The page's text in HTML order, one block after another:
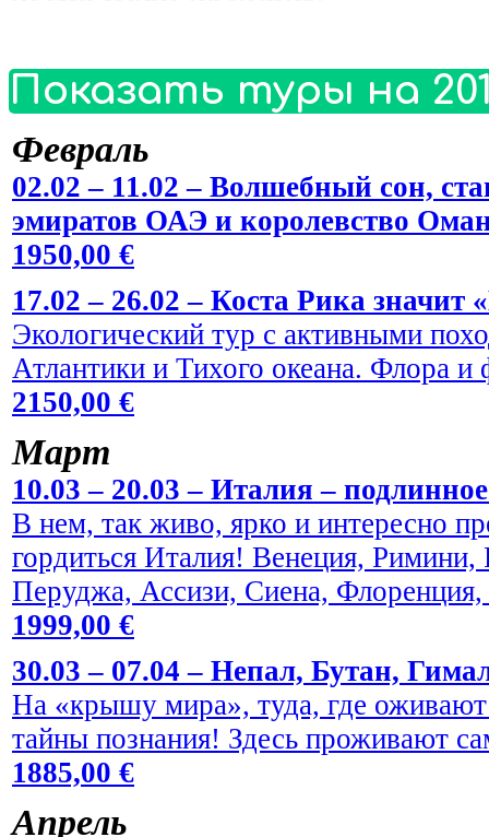
Показать туры на
Февраль
02.02 – 11.02 – Волшебный сон,
эмиратов ОАЭ и королевство
1950,00 €
17.02 – 26.02 – Коста Рика значит
Экологический тур с активными
Атлантики и Тихого океана. Флора
2150,00 €
Maрт
10.03 – 20.03 – Италия –
В нем, так живо, ярко и интересно
гордиться Италия! Венеция,
Перуджа, Ассизи, Сиена,
1999,00 €
30.03 – 07.04 – Непал, Бутан,
На «крышу мира», туда, где
тайны познания! Здесь проживают
1885,00 €
Aпрель